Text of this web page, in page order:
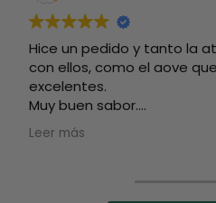
Hice un pedido y tanto la
con ellos, como el aove
excelentes.
Muy buen sabor.
Totalmente recomendable.
Leer más